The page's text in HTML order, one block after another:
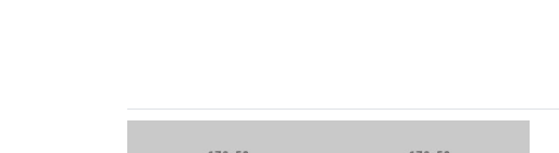
Brand Slider